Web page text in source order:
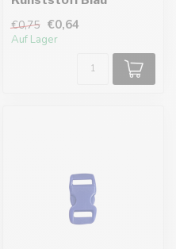
€0,75 €0,64
Auf Lager